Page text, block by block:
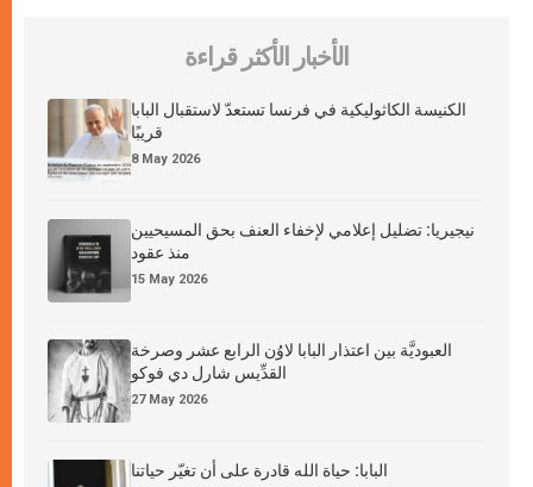
الأخبار الأكثر قراءة
الكنيسة الكاثوليكية في فرنسا تستعدّ لاستقبال البابا
قريبًا
8 May 2026
نيجيريا: تضليل إعلامي لإخفاء العنف بحق المسيحيين
منذ عقود
15 May 2026
العبوديَّة بين اعتذار البابا لاوُن الرابع عشر وصرخة
القدِّيس شارل دي فوكو
27 May 2026
البابا: حياة الله قادرة على أن تغيّر حياتنا